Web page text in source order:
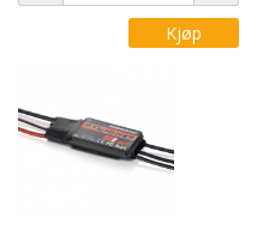
Kjøp